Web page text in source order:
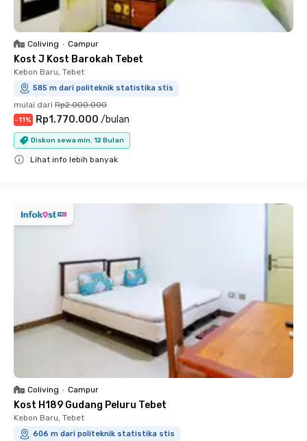
Coliving • Campur
Kost J Kost Barokah Tebet
Kebon Baru, Tebet
585 m dari politeknik statistika stis
mulai dari Rp2.000.000
-11% Rp1.770.000 /bulan
Diskon sewa min. 12 Bulan
Lihat info lebih banyak
Coliving • Campur
Kost H189 Gudang Peluru Tebet
Kebon Baru, Tebet
606 m dari politeknik statistika stis